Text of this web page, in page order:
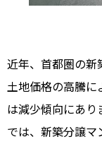
近年、首都圏の新
土地価格の高騰に
は減少傾向にあり
では、新築分譲